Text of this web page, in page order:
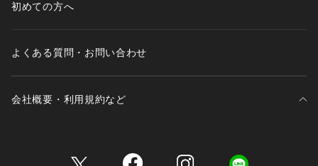
※照明の関係により、実際よりも色味が違って見える場合があ
初めての方へ
よくある質問・お問い合わせ
会社概要・利用規約など